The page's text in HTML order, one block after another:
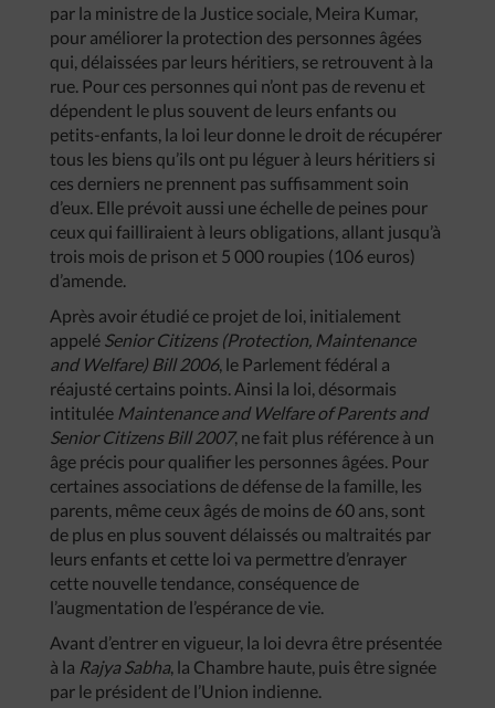
par la ministre de la Justice sociale, Meira Kumar,
pour améliorer la protection des personnes âgées
qui, délaissées par leurs héritiers, se retrouvent à la
rue. Pour ces personnes qui n’ont pas de revenu et
dépendent le plus souvent de leurs enfants ou
petits-enfants, la loi leur donne le droit de récupérer
tous les biens qu’ils ont pu léguer à leurs héritiers si
ces derniers ne prennent pas suffisamment soin
d’eux. Elle prévoit aussi une échelle de peines pour
ceux qui failliraient à leurs obligations, allant jusqu’à
trois mois de prison et 5 000 roupies (106 euros)
d’amende.
Après avoir étudié ce projet de loi, initialement
appelé Senior Citizens (Protection, Maintenance
and Welfare) Bill 2006, le Parlement fédéral a
réajusté certains points. Ainsi la loi, désormais
intitulée Maintenance and Welfare of Parents and
Senior Citizens Bill 2007, ne fait plus référence à un
âge précis pour qualifier les personnes âgées. Pour
certaines associations de défense de la famille, les
parents, même ceux âgés de moins de 60 ans, sont
de plus en plus souvent délaissés ou maltraités par
leurs enfants et cette loi va permettre d’enrayer
cette nouvelle tendance, conséquence de
l’augmentation de l’espérance de vie.
Avant d’entrer en vigueur, la loi devra être présentée
à la Rajya Sabha, la Chambre haute, puis être signée
par le président de l’Union indienne.